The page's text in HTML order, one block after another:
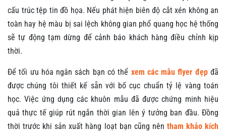
cấu trúc tệp tin đồ họa. Nếu phát hiện biên độ cắt xén không an
toàn hay hệ màu bị sai lệch không gian phổ quang học hệ thống
sẽ tự động tạm dừng để cảnh báo khách hàng điều chỉnh kịp
thời.
Để tối ưu hóa ngân sách bạn có thể xem các mẫu flyer đẹpđã
được chúng tôi thiết kế sẵn với bố cục chuẩn tỷ lệ vàng toán
học. Việc ứng dụng các khuôn mẫu đã được chứng minh hiệu
quả thực tế giúp rút ngắn thời gian lên ý tưởng ban đầu. Đồng
thời trước khi sản xuất hàng loạt bạn cũng nên tham khảo kích